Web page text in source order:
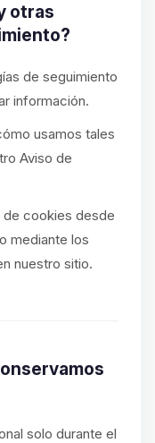
otras
de seguimiento
información.
usamos tales
Aviso de
de cookies desde
mediante los
nuestro sitio.
solo durante el